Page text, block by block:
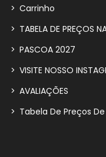
> Carrinho
> TABELA DE PREÇOS
> PASCOA 2027
> VISITE NOSSO
> AVALIAÇÕES
> Tabela De Preços